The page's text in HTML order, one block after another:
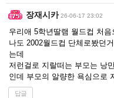
장재시카 26-06-17 23:02
우리애 5학년딸램 월드컵 처
나도 2002월드컵 단체로봤던
는데
저런걸로 지랄떠는 부모는 낭
인데 부모의 알량한 욕심으로
답글